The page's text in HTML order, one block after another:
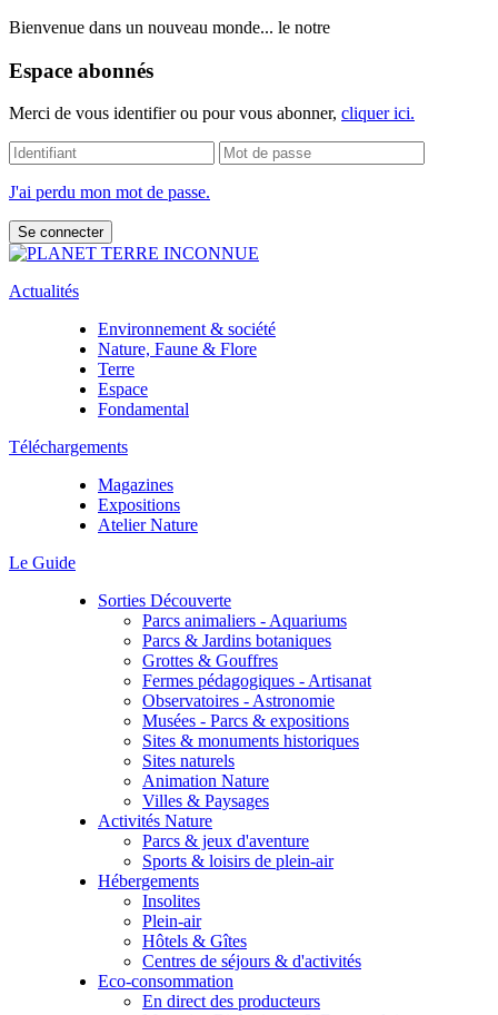
Bienvenue dans un nouveau monde... le notre
Espace abonnés
Merci de vous identifier ou pour vous abonner, cliquer ici.
J'ai perdu mon mot de passe.
Actualités
Environnement & société
Nature, Faune & Flore
Terre
Espace
Fondamental
Téléchargements
Magazines
Expositions
Atelier Nature
Le Guide
Sorties Découverte
Parcs animaliers - Aquariums
Parcs & Jardins botaniques
Grottes & Gouffres
Fermes pédagogiques - Artisanat
Observatoires - Astronomie
Musées - Parcs & expositions
Sites & monuments historiques
Sites naturels
Animation Nature
Villes & Paysages
Activités Nature
Parcs & jeux d'aventure
Sports & loisirs de plein-air
Hébergements
Insolites
Plein-air
Hôtels & Gîtes
Centres de séjours & d'activités
Eco-consommation
En direct des producteurs